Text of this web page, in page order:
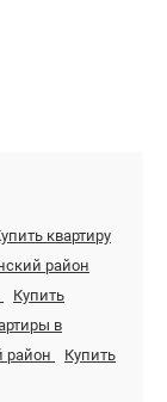
квартиру
район
Купить
в
район
Купить